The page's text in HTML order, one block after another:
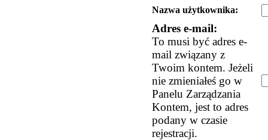
Nazwa użytkownika:
Adres e-mail:
To musi być adres e-
mail związany z
Twoim kontem. Jeżeli
nie zmieniałeś go w
Panelu Zarządzania
Kontem, jest to adres
podany w czasie
rejestracji.